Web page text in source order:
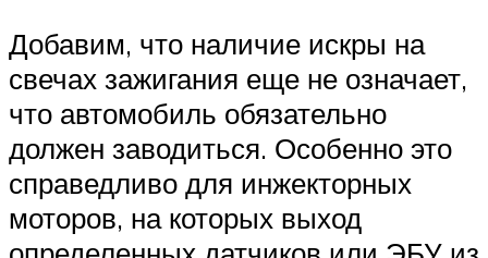
Добавим, что наличие искры на
свечах зажигания еще не означает,
что автомобиль обязательно
должен заводиться. Особенно это
справедливо для инжекторных
моторов, на которых выход